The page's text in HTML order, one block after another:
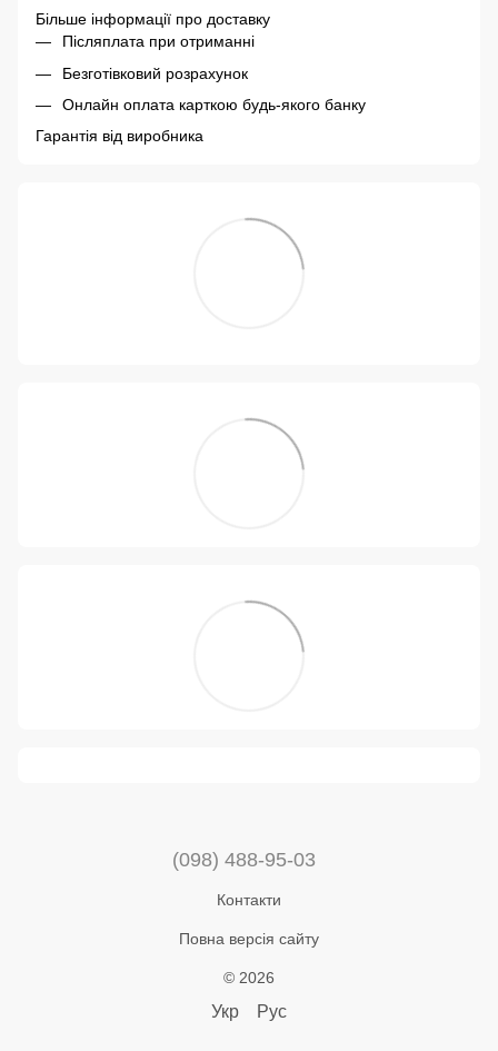
Більше інформації про доставку
Післяплата при отриманні
Безготівковий розрахунок
Онлайн оплата карткою будь-якого банку
Гарантія від виробника
(098) 488-95-03
Контакти
Повна версія сайту
© 2026
Укр Рус